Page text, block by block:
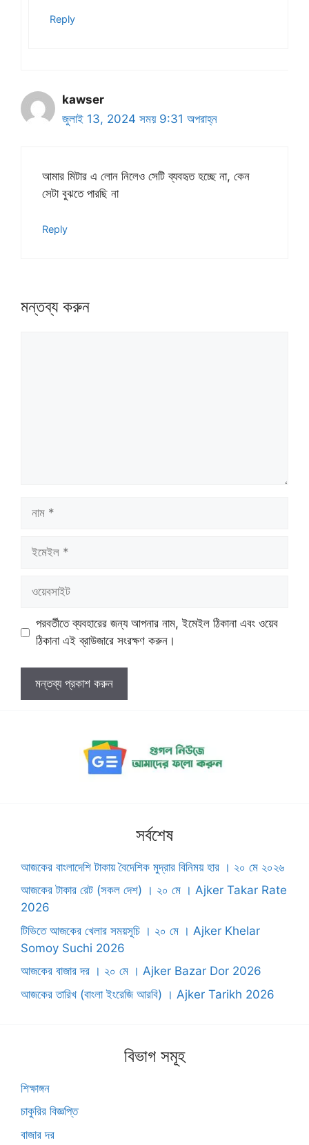
Reply
kawser
জুলাই 13, 2024 সময় 9:31 অপরাহ্ন
আমার মিটার এ লোন নিলেও সেটি ব্যবহৃত হচ্ছে না, কেন
সেটা বুঝতে পারছি না
Reply
মন্তব্য করুন
ইমেইল
পরবর্তীতে ব্যবহারের জন্য আপনার নাম, ইমেইল ঠিকানা এবং ওয়েব
ঠিকানা এই ব্রাউজারে সংরক্ষণ করুন।
সর্বশেষ
আজকের বাংলাদেশি টাকায় বৈদেশিক মুদ্রার বিনিময় হার । ২০ মে ২০২৬
আজকের টাকার রেট (সকল দেশ) । ২০ মে । ‍Ajker Takar Rate
2026
টিভিতে আজকের খেলার সময়সূচি । ২০ মে । Ajker Khelar
Somoy Suchi 2026
আজকের বাজার দর । ২০ মে । Ajker Bazar Dor 2026
আজকের তারিখ (বাংলা ইংরেজি আরবি) । Ajker Tarikh 2026
বিভাগ সমূহ
শিক্ষাঙ্গন
চাকুরির বিজ্ঞপ্তি
বাজার দর